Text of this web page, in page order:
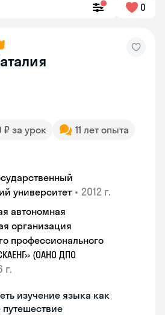
0
₽ за урок
11 лет опыта
университет • 2012 г.
автономная
организация
профессионального
(ОАНО ДПО
г.
изучение языка как
путешествие